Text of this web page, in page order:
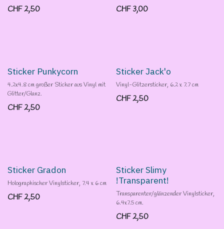
CHF2,50 CHF 3,00
Sticker Punkycorn
4.2x4.8 cm großer Sticker aus Vinyl mit
Glitter/Glanz.
CHF2,50
Sticker Jack'o
Vinyl-Glitzersticker, 6.2 x 7.7 cm
CHF2,50
Sticker Gradon
Holographischer Vinylsticker, 7.4 x 6 cm
CHF2,50
Sticker Slimy
!Transparent!
Transparenter/glänzender Vinylsticker,
6.4x7.5 cm.
CHF2,50